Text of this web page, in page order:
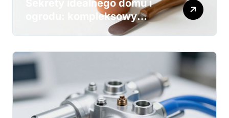
Niezawodność w ruchu:
Jak utrzymać maszyny w
hydraulice Sauer Danfoss